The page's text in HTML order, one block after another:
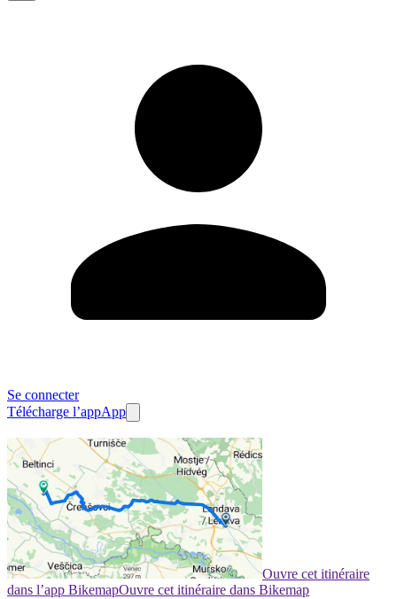
Se connecter
Télécharge l’appApp
Ouvre cet itinéraire
dans l’app BikemapOuvre cet itinéraire dans Bikemap